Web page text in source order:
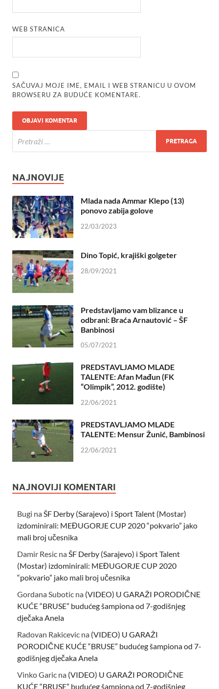
WEB STRANICA
SAČUVAJ MOJE IME, EMAIL I WEB STRANICU U OVOM
BROWSERU ZA BUDUĆE KOMENTARE.
NAJNOVIJE
Mlada nada Ammar Klepo (13)
ponovo zabija golove
22/03/2023
Dino Topić, krajiški golgeter
28/09/2021
Predstavljamo vam blizance u
odbrani: Braća Arnautović – ŠF
Banbinosi
05/07/2021
PREDSTAVLJAMO MLADE
TALENTE: Afan Mađun (FK
“Olimpik”, 2012. godište)
22/06/2021
PREDSTAVLJAMO MLADE
TALENTE: Mensur Žunić, Bambinosi
22/06/2021
NAJNOVIJI KOMENTARI
Bugi naŠF Derby (Sarajevo) i Sport Talent (Mostar)
izdominirali: MEĐUGORJE CUP 2020 “pokvario” jako
mali broj učesnika
Damir Resic naŠF Derby (Sarajevo) i Sport Talent
(Mostar) izdominirali: MEĐUGORJE CUP 2020
“pokvario” jako mali broj učesnika
Gordana Subotic na (VIDEO) U GARAŽI PORODIČNE
KUĆE “BRUSE” budućeg šampiona od 7-godišnjeg
dječaka Anela
Radovan Rakicevic na (VIDEO) U GARAŽI
PORODIČNE KUĆE “BRUSE” budućeg šampiona od 7-
godišnjeg dječaka Anela
Vinko Garic na (VIDEO) U GARAŽI PORODIČNE
KUĆE “BRUSE” budućeg šampiona od 7-godišnjeg